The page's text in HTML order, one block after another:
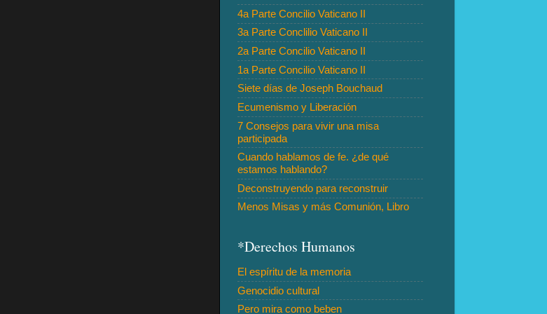
4a Parte Concilio Vaticano II
3a Parte Conclilio Vaticano II
2a Parte Concilio Vaticano II
1a Parte Concilio Vaticano II
Siete días de Joseph Bouchaud
Ecumenismo y Liberación
7 Consejos para vivir una misa
participada
Cuando hablamos de fe. ¿de qué
estamos hablando?
Deconstruyendo para reconstruir
Menos Misas y más Comunión, Libro
*Derechos Humanos
El espíritu de la memoria
Genocidio cultural
Pero mira como beben